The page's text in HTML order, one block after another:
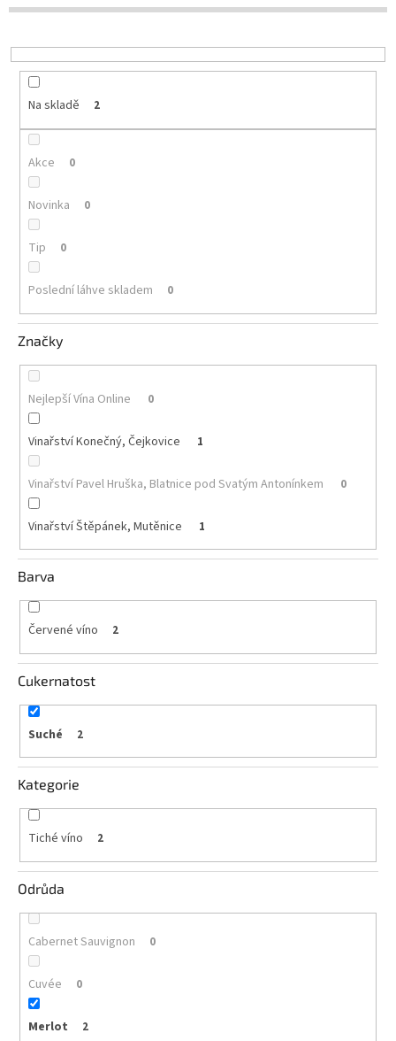
k
vínu
Akční
nabídka
Dárkové
poukazy
Získat
Blog
a
Svatomartinské
víno
Prodej
vína
nabídka
Poslední
láhve
skladem
vína
Klarety
Vína
podle
podle
obsahu
cukru
Dárkové
balení
Delikatesy
vínu
Vývrtky
BiB
větší
objem
Ostatní
k
t
Na skladě 2
Akce 0
Novinka 0
Tip 0
Poslední láhve skladem 0
Značky
Nejlepší Vína Online 0
Vinařství Konečný, Čejkovice 1
Vinařství Pavel Hruška, Blatnice pod Svatým Antonínkem 0
Vinařství Štěpánek, Mutěnice 1
Barva
Červené víno 2
Cukernatost
Suché 2
Kategorie
Tiché víno 2
Odrůda
Cabernet Sauvignon 0
Cuvée 0
Merlot 2